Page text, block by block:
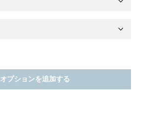
オプションを追加する